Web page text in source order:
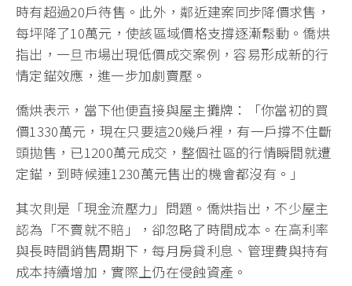
時有超過20戶待售。此外，鄰近建案同步降價求售，
每坪降了10萬元，使該區域價格支撐逐漸鬆動。僑烘
指出，一旦市場出現低價成交案例，容易形成新的行
情定錨效應，進一步加劇賣壓。
僑烘表示，當下他便直接與屋主攤牌：「你當初的買
價1330萬元，現在只要這20幾戶裡，有一戶撐不住斷
頭拋售，已1200萬元成交，整個社區的行情瞬間就遭
定錨，到時候連1230萬元售出的機會都沒有。」
其次則是「現金流壓力」問題。僑烘指出，不少屋主
認為「不賣就不賠」，卻忽略了時間成本。在高利率
與長時間銷售周期下，每月房貸利息、管理費與持有
成本持續增加，實際上仍在侵蝕資產。